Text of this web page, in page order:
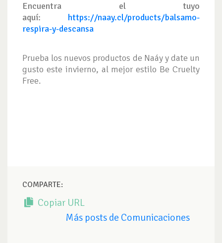
Encuentra el tuyo
aquí: https://naay.cl/products/balsamo-
respira-y-descansa
Prueba los nuevos productos de Naáy y date un
gusto este invierno, al mejor estilo Be Cruelty
Free.
COMPARTE:
Copiar URL
Más posts de Comunicaciones